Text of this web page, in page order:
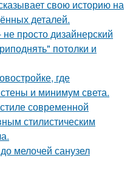
свою историю на
деталей.
просто дизайнерский
потолки и
где
и минимум света.
современной
стилистическим
мелочей санузел